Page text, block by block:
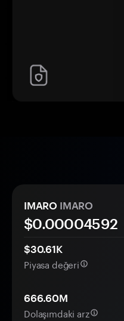
IMARO IMARO
$0.00004592
$30.61K
Piyasa değeri
666.60M
Dolaşımdaki arz